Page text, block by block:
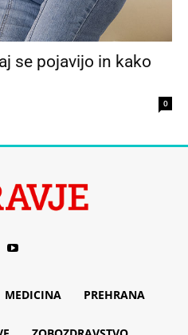
se pojavijo in kako
0
MEDICINA PREHRANA